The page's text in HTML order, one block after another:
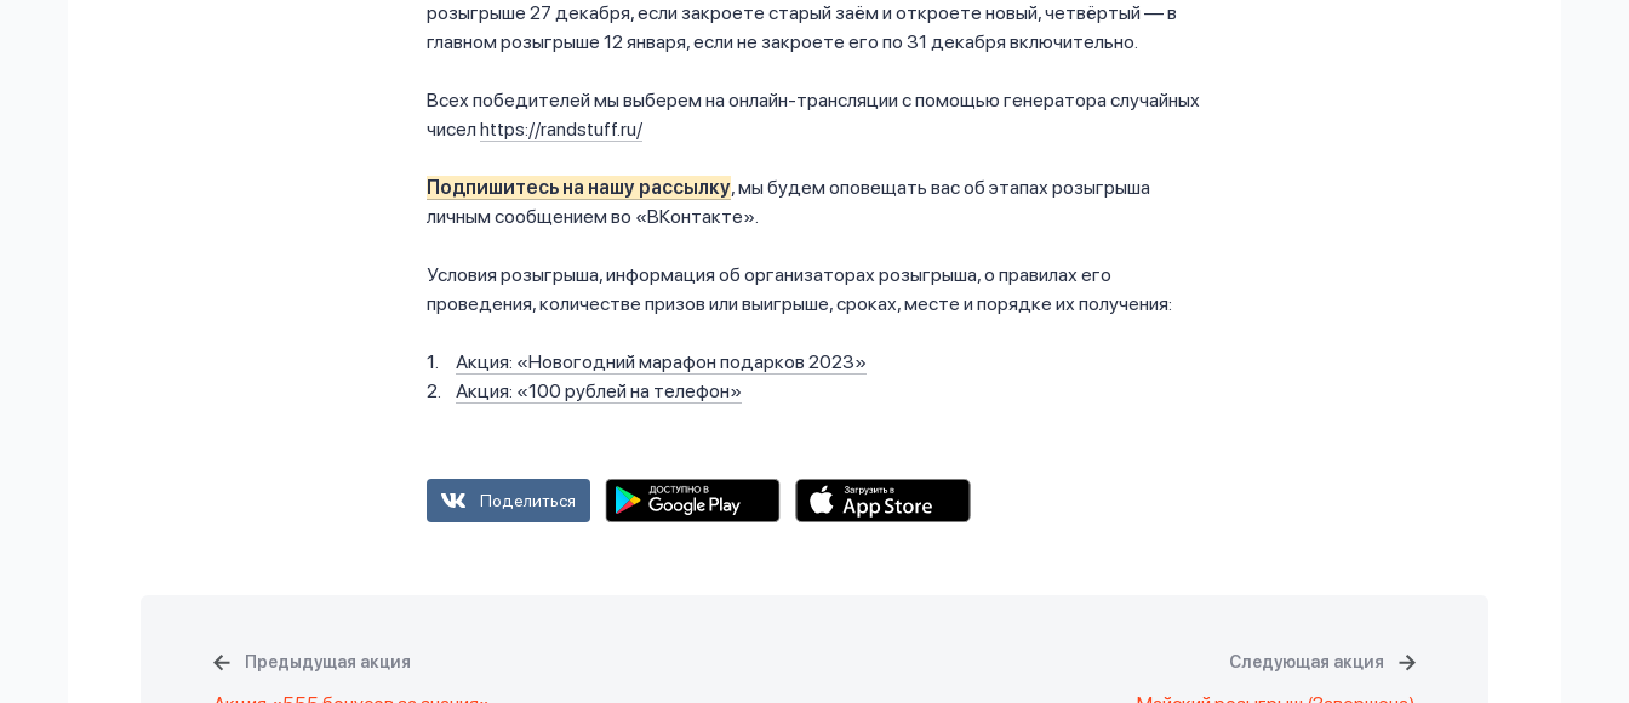
розыгрыше 27 декабря, если закроете старый заём и откроете новый, четвёртый — в
главном розыгрыше 12 января, если не закроете его по 31 декабря включительно.
Всех победителей мы выберем на онлайн-трансляции с помощью генератора случайных
чиселhttps://randstuff.ru/
Подпишитесь на нашу рассылку, мы будем оповещать вас об этапах розыгрыша
личным сообщением во «ВКонтакте».
Условия розыгрыша, информация об организаторах розыгрыша, о правилах его
проведения, количестве призов или выигрыше, сроках, месте и порядке их получения:
Акция: «Новогодний марафон подарков 2023»
Акция: «100 рублей на телефон»
Поделиться
Предыдущая акция Следующая акция